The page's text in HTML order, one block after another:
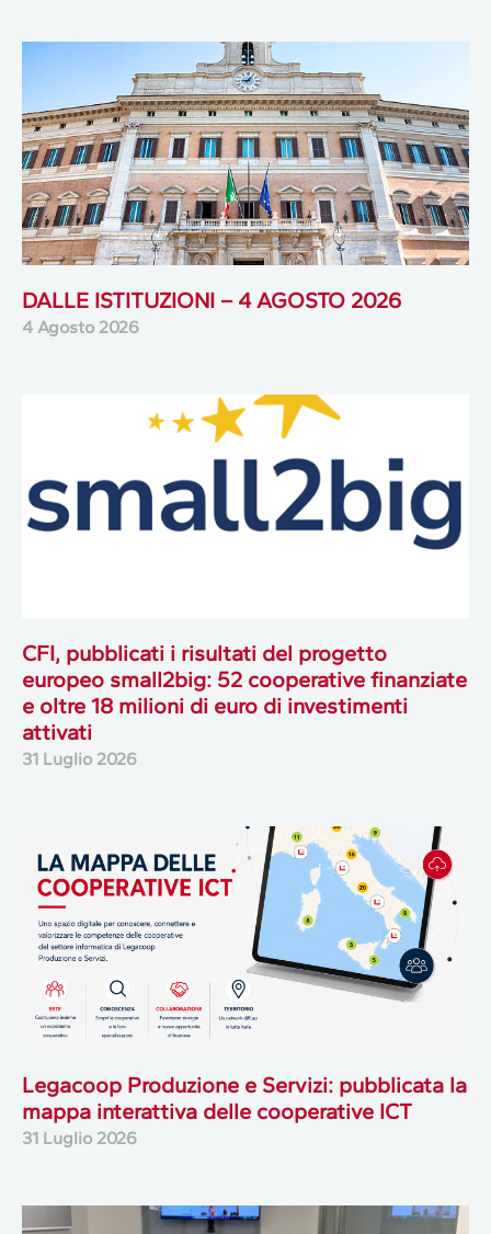
DALLE ISTITUZIONI – 4 AGOSTO 2026
4 Agosto 2026
CFI, pubblicati i risultati del progetto
europeo small2big: 52 cooperative finanziate
e oltre 18 milioni di euro di investimenti
attivati
31 Luglio 2026
Legacoop Produzione e Servizi: pubblicata la
mappa interattiva delle cooperative ICT
31 Luglio 2026